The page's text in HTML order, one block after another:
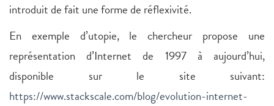
introduit de fait une forme de réflexivité.
En exemple d’utopie, le chercheur propose une
représentation d’Internet de 1997 à aujourd’hui,
disponible sur le site suivant:
https://www.stackscale.com/blog/evolution-internet-